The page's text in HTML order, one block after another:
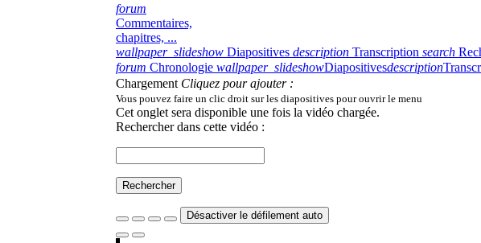
forum
Commentaires,
chapitres, ...
wallpaper_slideshow Diapositives description Transcription search
forum Chronologie wallpaper_slideshowDiapositivesdescription
Chargement Cliquez pour ajouter :
Vous pouvez faire un clic droit sur les diapositives pour ouvrir le menu
Cet onglet sera disponible une fois la vidéo chargée.
Rechercher dans cette vidéo :
Rechercher
Désactiver le défilement auto